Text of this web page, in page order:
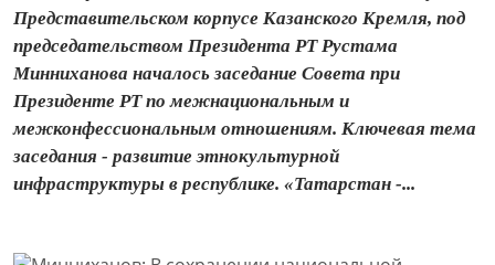
Представительском корпусе Казанского Кремля, под
председательством Президента РТ Рустама
Минниханова началось заседание Совета при
Президенте РТ по межнациональным и
межконфессиональным отношениям. Ключевая тема
заседания - развитие этнокультурной
инфраструктуры в республике. «Татарстан -...